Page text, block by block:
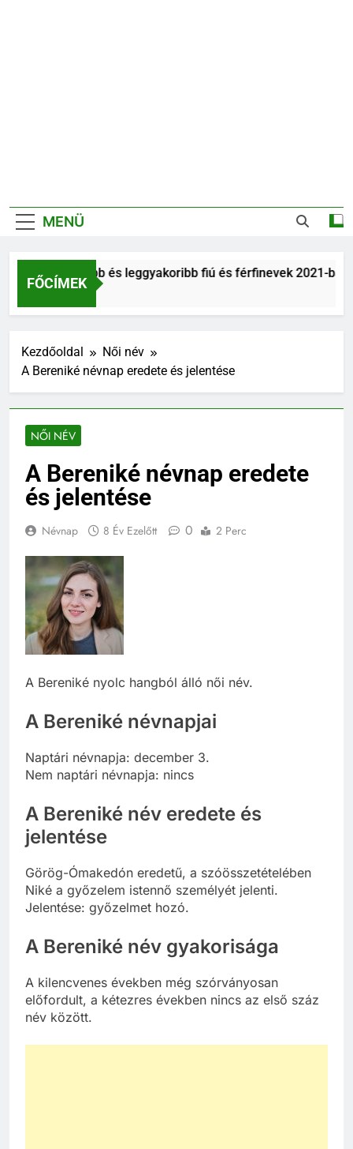
MENÜ
FŐCÍMEK
Legnépszerűbb és leggyakoribb fiú és férfinevek 2021-ban
6 Év Ezelőtt
Kezdőoldal
Női név
A Bereniké névnap eredete és jelentése
NŐI NÉV
A Bereniké névnap eredete
és jelentése
Névnap 8 Év Ezelőtt 0 2 Perc
A Bereniké nyolc hangból álló női név.
A Bereniké névnapjai
Naptári névnapja: december 3.
Nem naptári névnapja: nincs
A Bereniké név eredete és
jelentése
Görög-Ómakedón eredetű, a szóösszetételében
Niké a győzelem istennő személyét jelenti.
Jelentése: győzelmet hozó.
A Bereniké név gyakorisága
A kilencvenes években még szórványosan
előfordult, a kétezres években nincs az első száz
név között.